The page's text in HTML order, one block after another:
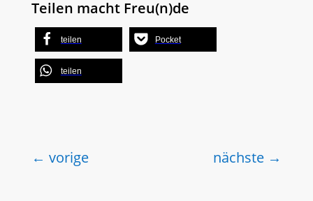
Teilen macht Freu(n)de
teilen Pocket
teilen
← vorige nächste →